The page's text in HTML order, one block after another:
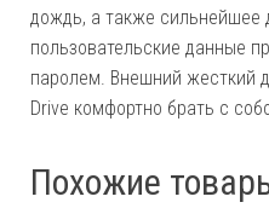
дождь, а также сильнейшее
пользовательские данные
паролем. Внешний жесткий
Drive комфортно брать с
Похожие